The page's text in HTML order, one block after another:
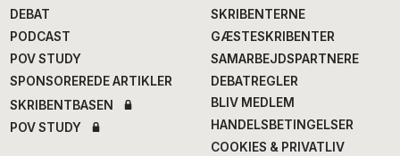
DEBAT
PODCAST
POV STUDY
SPONSOREREDE ARTIKLER
SKRIBENTBASEN
POV STUDY
SKRIBENTERNE
GÆSTESKRIBENTER
SAMARBEJDSPARTNERE
DEBATREGLER
BLIV MEDLEM
HANDELSBETINGELSER
COOKIES & PRIVATLIV